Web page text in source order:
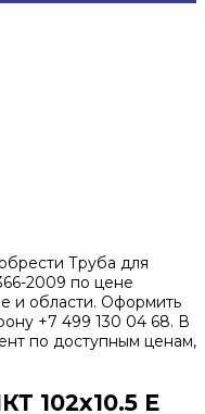
Труба для
2009 по цене
и области. Оформить
+7 499 130 04 68. В
по доступным ценам,
102х10.5 Е